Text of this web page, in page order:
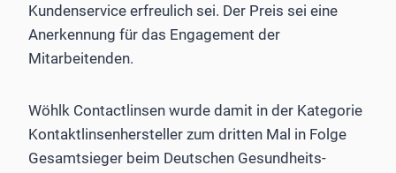
Kundenservice erfreulich sei. Der Preis sei eine
Anerkennung für das Engagement der
Mitarbeitenden.
Wöhlk Contactlinsen wurde damit in der Kategorie
Kontaktlinsenhersteller zum dritten Mal in Folge
Gesamtsieger beim Deutschen Gesundheits-